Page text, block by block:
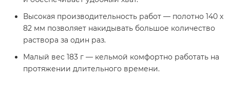
Высокая производительность работ — полотно 140 х
82 мм позволяет накидывать большое количество
раствора за один раз.
Малый вес 183 г — кельмой комфортно работать на
протяжении длительного времени.